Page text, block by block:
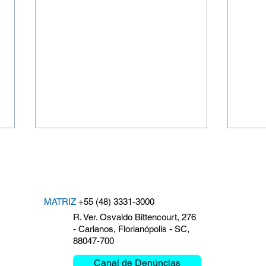
Campanha do Agasalho
Clemar 2026: O frio não
MATRIZ +55 (48) 3331-3000
R. Ver. Osvaldo Bittencourt, 276
- Carianos, Florianópolis - SC,
88047-700
Canal de Denúncias